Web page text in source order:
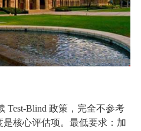
Blind 政策，完全不参考
是核心评估项。最低要求：加